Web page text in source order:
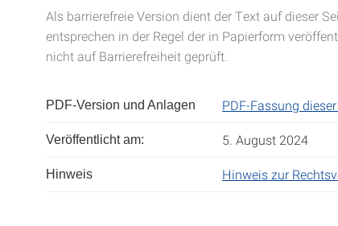
Als barrierefreie Version dient der Text auf dieser
entsprechen in der Regel der in Papierform
nicht auf Barrierefreiheit geprüft.
PDF-Version und Anlagen PDF-Fassung
Veröffentlicht am: 5. August 2024
Hinweis Hinweis zur